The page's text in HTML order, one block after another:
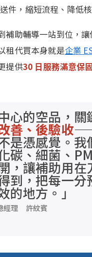
件，縮短流程、降低
補助輔導一站到位，
租代買本身就是企業
提供30 日服務滿意保
心的空品，關
善、後驗收
是憑感覺。我
碳、細菌、
，讓補助用在
到，把每一分
的地方。」
經理 許紋賓